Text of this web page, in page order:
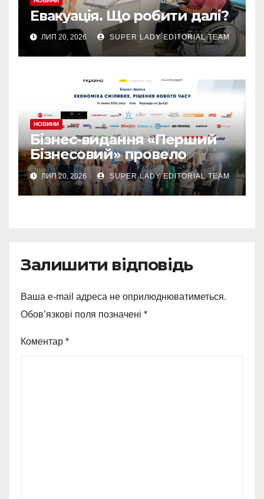
Евакуація. Що робити далі?
ЛИП 20, 2026 SUPER LADY EDITORIAL TEAM
НОВИНИ
Бізнес-видання «Перший
Бізнесовий» провело
бізнес-бранч «Економіка
сміливих. Рішення нового
часу», який об’єднав
ЛИП 20, 2026 SUPER LADY EDITORIAL TEAM
Залишити відповідь
Ваша e-mail адреса не оприлюднюватиметься.
Обов’язкові поля позначені *
Коментар *